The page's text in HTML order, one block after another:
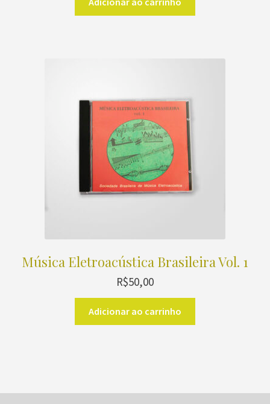
Música Eletroacústica Brasileira Vol. 1
R$50,00
Adicionar ao carrinho